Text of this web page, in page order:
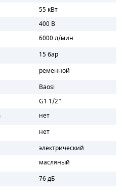
55 кВт
400 В
6000 л/мин
15 бар
ременной
Baosi
G1 1/2"
нет
нет
электрический
масляный
76 дБ